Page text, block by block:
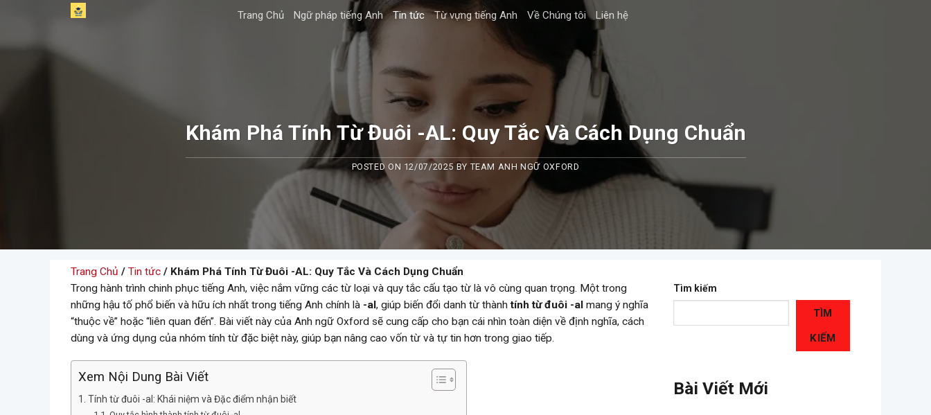
Trang Chủ Ngữ pháp tiếng Anh Tin tức Từ vựng tiếng Anh Về Chúng tôi Liên hệ
Khám Phá Tính Từ Đuôi -AL: Quy Tắc Và Cách Dụng Chuẩn
POSTED ON 12/07/2025 BY TEAM ANH NGỮ OXFORD
Trang Chủ / Tin tức / Khám Phá Tính Từ Đuôi -AL: Quy Tắc Và Cách Dụng Chuẩn
Trong hành trình chinh phục tiếng Anh, việc nắm vững các từ loại và quy tắc cấu tạo từ là vô cùng quan trọng. Một trong
những hậu tố phổ biến và hữu ích nhất trong tiếng Anh chính là -al, giúp biến đổi danh từ thànhtính từ đuôi -al mang ý nghĩa
“thuộc về” hoặc “liên quan đến”. Bài viết này của Anh ngữ Oxford sẽ cung cấp cho bạn cái nhìn toàn diện về định nghĩa, cách
dùng và ứng dụng của nhóm tính từ đặc biệt này, giúp bạn nâng cao vốn từ và tự tin hơn trong giao tiếp.
Xem Nội Dung Bài Viết
Tính từ đuôi -al: Khái niệm và Đặc điểm nhận biết
Tìm kiếm
TÌM
KIẾM
Bài Viết Mới